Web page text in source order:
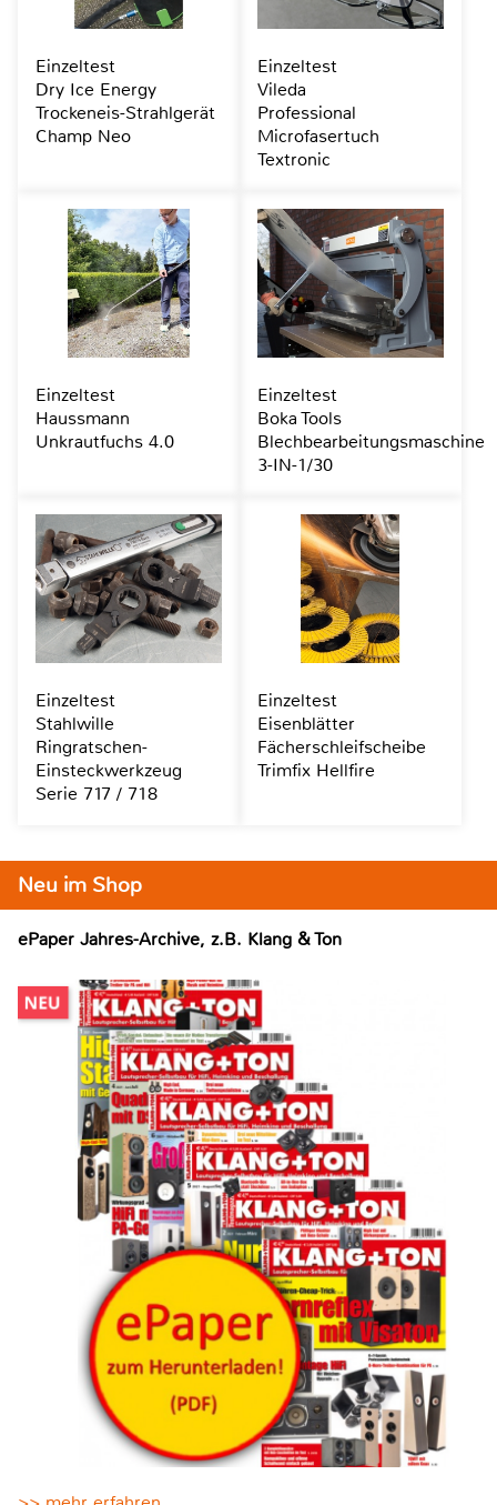
Neu im Shop
ePaper Jahres-Archive, z.B. Klang & Ton
Einzeltest
Dry Ice Energy
Trockeneis-Strahlgerät
Champ Neo
Einzeltest
Vileda
Professional
Microfasertuch
Textronic
Einzeltest
Haussmann
Unkrautfuchs 4.0
Einzeltest
Boka Tools
Blechbearbeitungsmaschine
3-IN-1/30
Einzeltest
Stahlwille
Ringratschen-
Einsteckwerkzeug
Serie 717 / 718
Einzeltest
Eisenblätter
Fächerschleifscheibe
Trimfix Hellfire